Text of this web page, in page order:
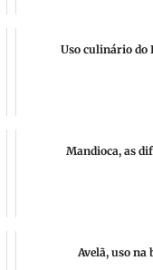
Uso culinário do
Mandioca, as
Avelã, uso na